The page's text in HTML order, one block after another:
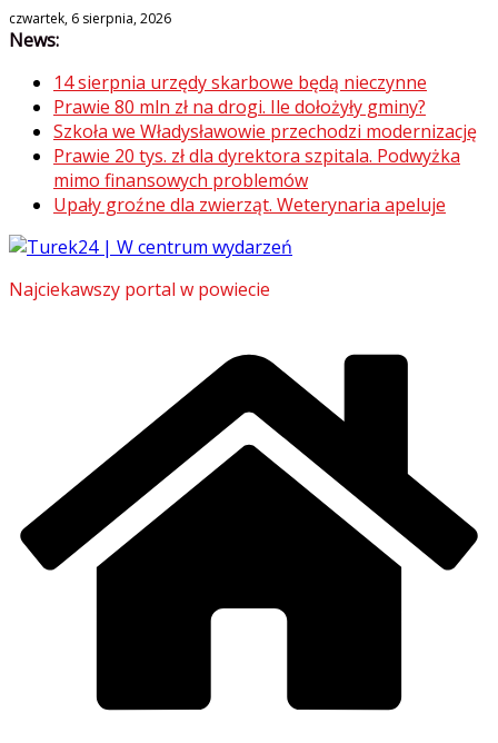
Skip
to
czwartek, 6 sierpnia, 2026
News:
14 sierpnia urzędy skarbowe będą nieczynne
Prawie 80 mln zł na drogi. Ile dołożyły gminy?
Szkoła we Władysławowie przechodzi modernizację
Prawie 20 tys. zł dla dyrektora szpitala. Podwyżka
mimo finansowych problemów
Upały groźne dla zwierząt. Weterynaria apeluje
Najciekawszy portal w powiecie